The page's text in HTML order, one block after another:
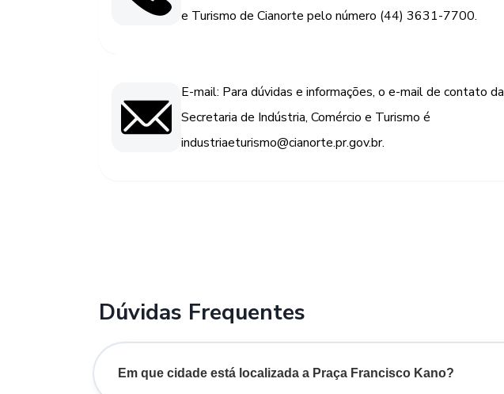
e Turismo de Cianorte pelo número (44) 3631-7700.
E-mail: Para dúvidas e informações, o e-mail de contato da
Secretaria de Indústria, Comércio e Turismo é
industriaeturismo@cianorte.pr.gov.br.
Dúvidas Frequentes
Em que cidade está localizada a Praça Francisco Kano?